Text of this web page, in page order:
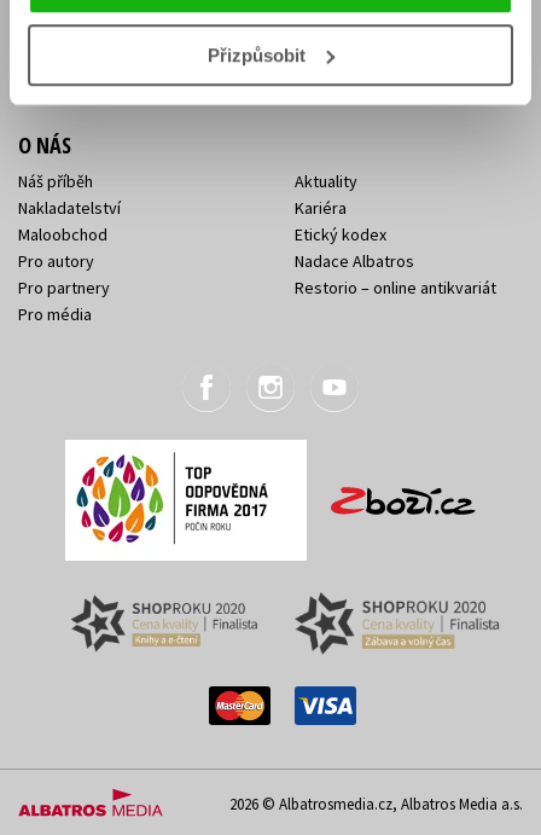
Přizpůsobit
KONTAKTY
Sídlo společnosti
Kontakty Albatros Media
O NÁS
Náš příběh
Nakladatelství
Maloobchod
Pro autory
Pro partnery
Pro média
Aktuality
Kariéra
Etický kodex
Nadace Albatros
Restorio – online antikvariát
2026 © Albatrosmedia.cz, Albatros Media a.s.